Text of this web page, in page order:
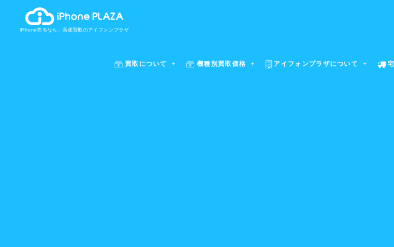
iPhone売るなら、高価買取のアイフォンプラザ
買取について 機種別買取価格 アイフォンプラザについて